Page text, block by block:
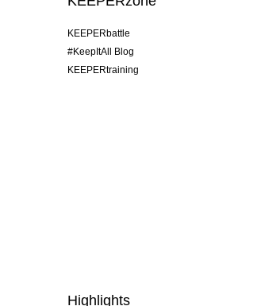
KEEPERbattle
#KeepItAll Blog
KEEPERtraining
Highlights